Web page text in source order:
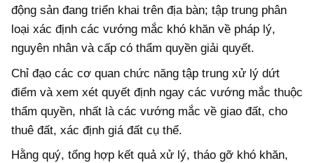
động sản đang triển khai trên địa bàn; tập trung phân
loại xác định các vướng mắc khó khăn về pháp lý,
nguyên nhân và cấp có thẩm quyền giải quyết.
Chỉ đạo các cơ quan chức năng tập trung xử lý dứt
điểm và xem xét quyết định ngay các vướng mắc thuộc
thẩm quyền, nhất là các vướng mắc về giao đất, cho
thuê đất, xác định giá đất cụ thể.
Hằng quý, tổng hợp kết quả xử lý, tháo gỡ khó khăn,